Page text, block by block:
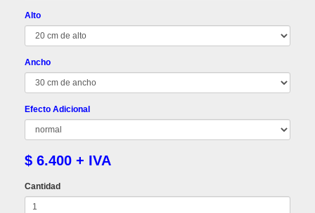
Alto
Ancho
Efecto Adicional
$ 6.400 + IVA
Cantidad